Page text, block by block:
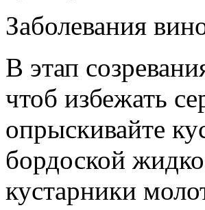
Заболевания
В этап
чтоб избежать
опрыскивайте
бордоской
кустарники